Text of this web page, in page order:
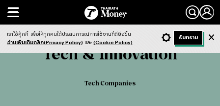
Search
Tech & Innovation Tech Companies
Tech & Innovation
Tech Companies
- ก + ก Dark ฟังข่าว
เราใช้คุ้กกี้ เพื่อให้ทุกคนได้ประสบการณ์การใช้งานที่ดียิ่งขึ้น
อ่านเพิ่มเติมคลิก(Privacy Policy) และ (Cookie Policy)
รับทราบ